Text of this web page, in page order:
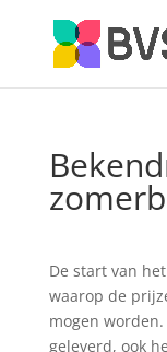
De start van
waarop de
mogen
geleverd, ook